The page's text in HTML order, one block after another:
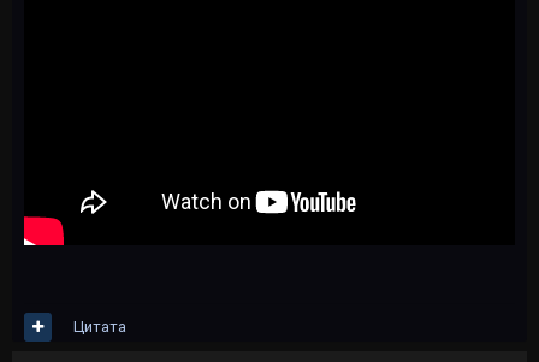
Цитата